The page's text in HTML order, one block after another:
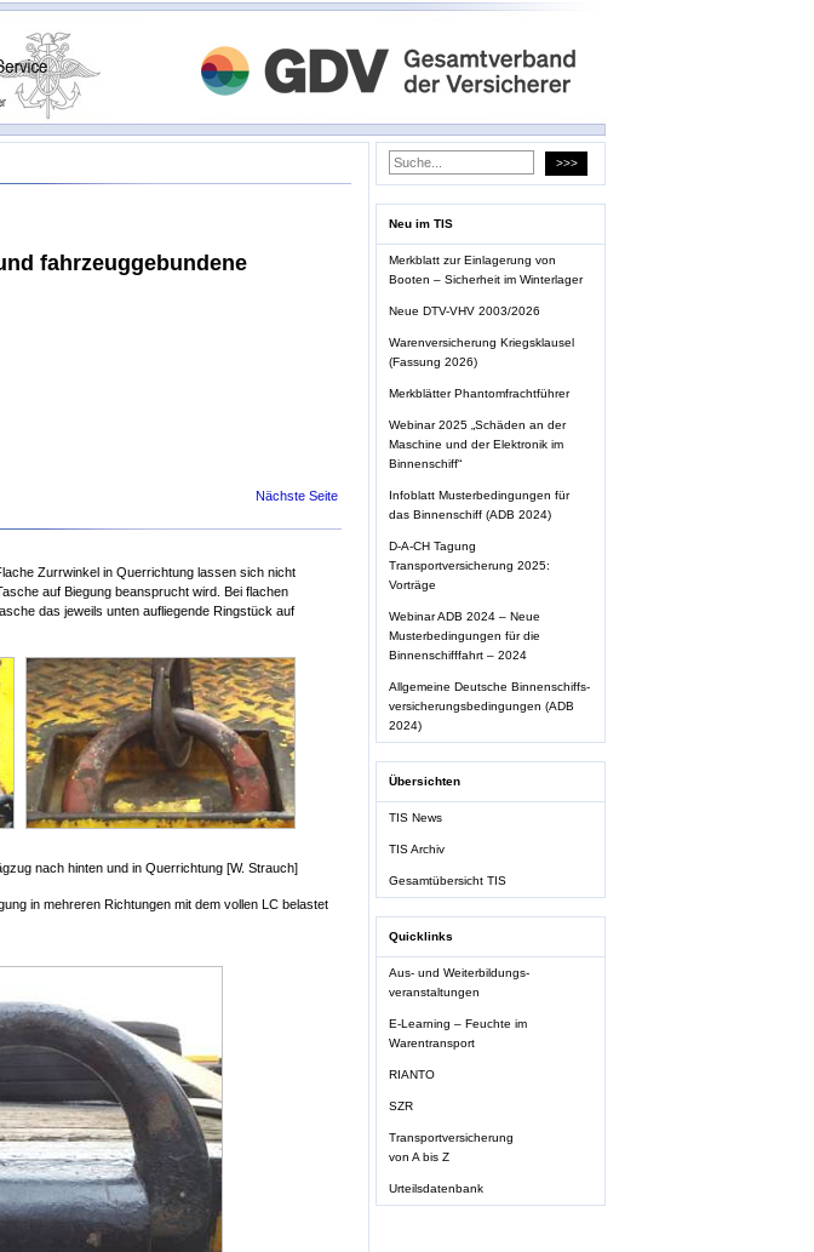
fahrzeuggebundene
Nächste Seite
Zurrwinkel in Querrichtung lassen sich nicht
auf Biegung beansprucht wird. Bei flachen
das jeweils unten aufliegende Ringstück auf
nach hinten und in Querrichtung [W. Strauch]
in mehreren Richtungen mit dem vollen LC belastet
Neu im TIS
Merkblatt zur Einlagerung von
Booten – Sicherheit im Winterlager
Neue DTV-VHV 2003/2026
Warenversicherung Kriegsklausel
(Fassung 2026)
Merkblätter Phantomfrachtführer
Webinar 2025 „Schäden an der
Maschine und der Elektronik im
Binnenschiff“
Infoblatt Musterbedingungen für
das Binnenschiff (ADB 2024)
D-A-CH Tagung
Transportversicherung 2025:
Vorträge
Webinar ADB 2024 – Neue
Musterbedingungen für die
Binnenschifffahrt – 2024
Allgemeine Deutsche Binnenschiffs-
versicherungsbedingungen (ADB
2024)
Übersichten
TIS News
TIS Archiv
Gesamtübersicht TIS
Quicklinks
Aus- und Weiterbildungs-
veranstaltungen
E-Learning – Feuchte im
Warentransport
RIANTO
SZR
Transportversicherung
von A bis Z
Urteilsdatenbank